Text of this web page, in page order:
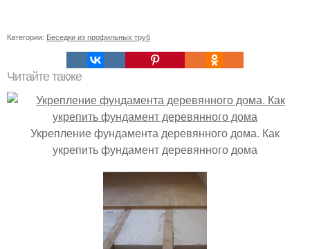
Категории: Беседки из профильных труб
Читайте также
Укрепление фундамента деревянного дома. Как
укрепить фундамент деревянного дома